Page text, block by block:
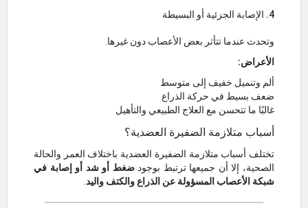
4. الإصابة الجزئية أو البسيطة
وتحدث عندما تتأثر بعض الأعصاب دون غيرها.
الأعراض:
ألم وتنميل خفيف إلى متوسط
ضعف بسيط في حركة الذراع
غالبًا ما تتحسن مع العلاج الطبيعي والتأهيل
أسباب متلازمة الضفيرة العضدية؟
تختلف أسباب متلازمة الضفيرة العضدية باختلاف العمر والحالة
الصحية، إلا أن جميعها ترتبط بوجودضغط أو شد أو إصابة في
شبكة الأعصاب المسؤولة عن الذراع والكتف واليد